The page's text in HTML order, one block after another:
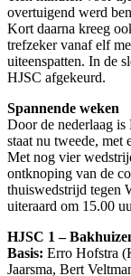
overtuigend werd
Kort daarna kreeg
trefzeker vanaf elf
uiteenspatten. In de
HJSC afgekeurd.
Spannende weken
Door de nederlaag
staat nu tweede, met
Met nog vier
ontknoping van de
thuiswedstrijd tegen
uiteraard om 15.00
HJSC 1 –
Basis: Erro Hofstra
Jaarsma, Bert